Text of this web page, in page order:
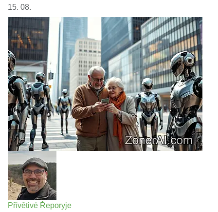
15. 08.
Přívětivé Řeporyje